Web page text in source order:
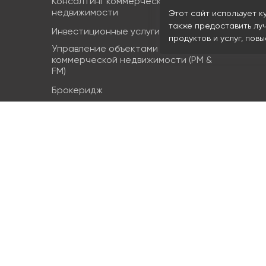
недвижимости
Инвестиционные услуги
Управление объектами
коммерческой недвижимости (PM &
FM)
Брокеридж
Этот сайт использует
также предоставить
продуктов и услуг,